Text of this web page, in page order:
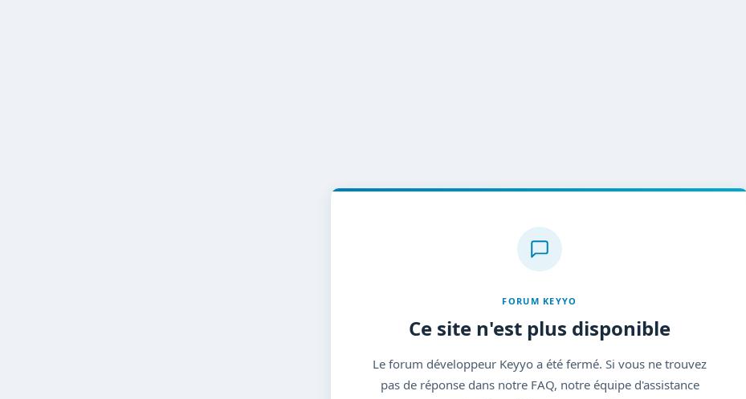
FORUM KEYYO
Ce site n'est plus disponible
Le forum développeur Keyyo a été fermé. Si vous ne trouvez
pas de réponse dans notre FAQ, notre équipe d'assistance